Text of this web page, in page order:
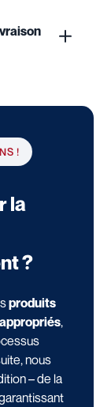
!
la
?
produits
,
nous
– de la